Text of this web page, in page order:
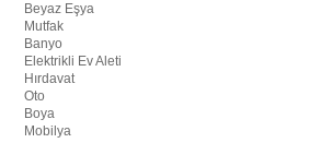
Beyaz Eşya
Mutfak
Banyo
Elektrikli Ev Aleti
Hırdavat
Oto
Boya
Mobilya